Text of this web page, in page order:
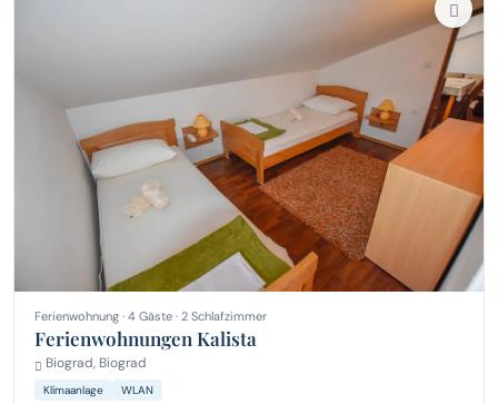
Ferienwohnung · 4 Gäste · 2 Schlafzimmer
Ferienwohnungen Kalista
Biograd, Biograd
Klimaanlage WLAN